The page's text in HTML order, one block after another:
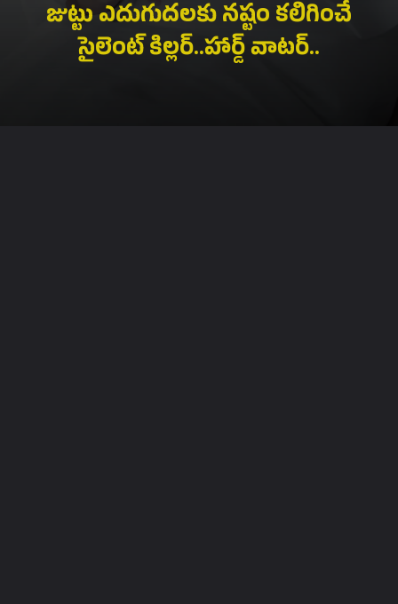
జుట్టు ఎదుగుదలకు నష్టం కలిగించే
సైలెంట్ కిల్లర్..హార్డ్ వాటర్..